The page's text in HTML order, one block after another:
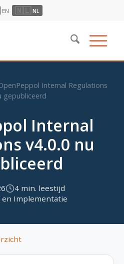
EN 🇳🇱 NL
Internal Regulations
gepubliceerd
Internal
v4.0.0 nu
4 min. leestijd
en Implementatie